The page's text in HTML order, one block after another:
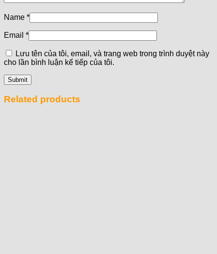
Name *
Email *
Lưu tên của tôi, email, và trang web trong trình duyệt này
cho lần bình luận kế tiếp của tôi.
Related products